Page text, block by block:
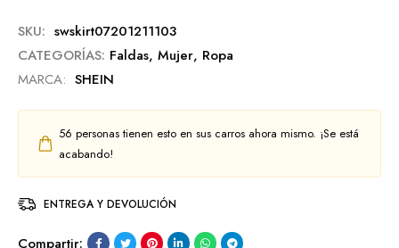
SKU: swskirt07201211103
CATEGORÍAS: Faldas, Mujer, Ropa
MARCA: SHEIN
56 personas tienen esto en sus carros ahora mismo. ¡Se está
acabando!
ENTREGA Y DEVOLUCIÓN
Compartir: